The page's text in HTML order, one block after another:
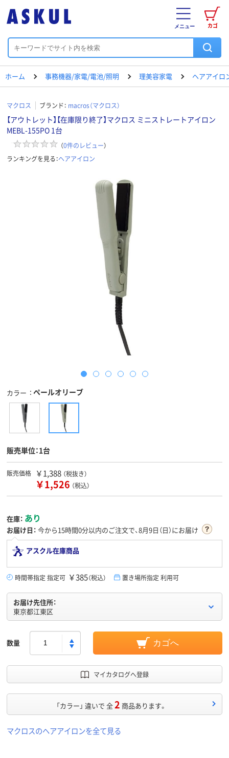
カゴ
メニュー
ホーム 事務機器/家電/電池/照明 理美容家電 ヘアアイロ
マクロス ブランド： macros（マクロス）
【アウトレット】【在庫限り終了】マクロス ミニストレートアイロン
MEBL-155PO 1台
（0件のレビュー）
ランキングを見る：ヘアアイロン
カラー ペールオリーブ
販売単位：1台
販売価格 ￥1,388 （税抜き）
￥1,526 （税込）
在庫： あり
お届け日： 今から15時間0分以内のご注文で、8月9日（日）にお届け
アスクル在庫商品
時間帯指定 指定可 ￥385（税込） 置き場所指定 利用可
お届け先住所：
東京都江東区
数量 カゴへ
マイカタログへ登録
「カラー」 違いで 全2 商品あります。
マクロスのヘアアイロンを全て見る